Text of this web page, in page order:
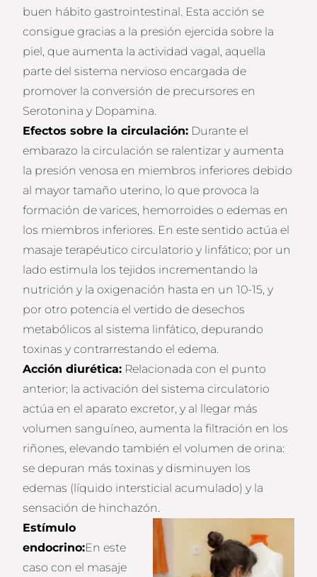
buen hábito gastrointestinal. Esta acción se
consigue gracias a la presión ejercida sobre la
piel, que aumenta la actividad vagal, aquella
parte del sistema nervioso encargada de
promover la conversión de precursores en
Serotonina y Dopamina.
Efectos sobre la circulación: Durante el
embarazo la circulación se ralentizar y aumenta
la presión venosa en miembros inferiores debido
al mayor tamaño uterino, lo que provoca la
formación de varices, hemorroides o edemas en
los miembros inferiores. En este sentido actúa el
masaje terapéutico circulatorio y linfático; por un
lado estimula los tejidos incrementando la
nutrición y la oxigenación hasta en un 10-15, y
por otro potencia el vertido de desechos
metabólicos al sistema linfático, depurando
toxinas y contrarrestando el edema.
Acción diurética: Relacionada con el punto
anterior; la activación del sistema circulatorio
actúa en el aparato excretor, y al llegar más
volumen sanguíneo, aumenta la filtración en los
riñones, elevando también el volumen de orina:
se depuran más toxinas y disminuyen los
edemas (líquido intersticial acumulado) y la
sensación de hinchazón.
Estímulo
endocrino:En este
caso con el masaje